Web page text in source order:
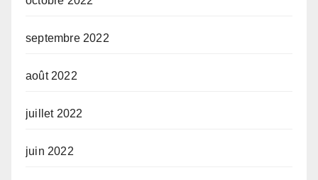
septembre 2022
août 2022
juillet 2022
juin 2022